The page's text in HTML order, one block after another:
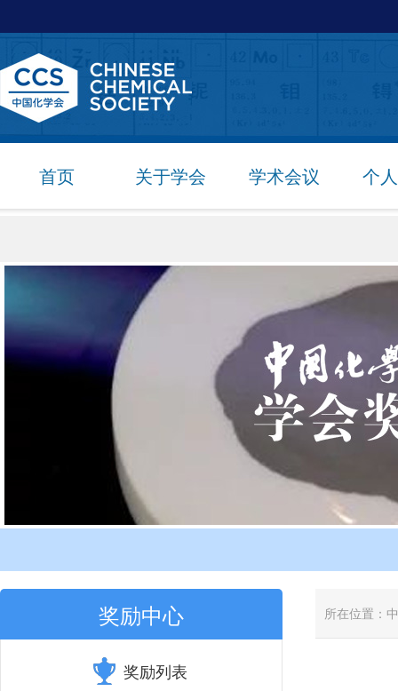
首页 关于学会 学术会议 个
奖励中心
奖励列表
所在位置：